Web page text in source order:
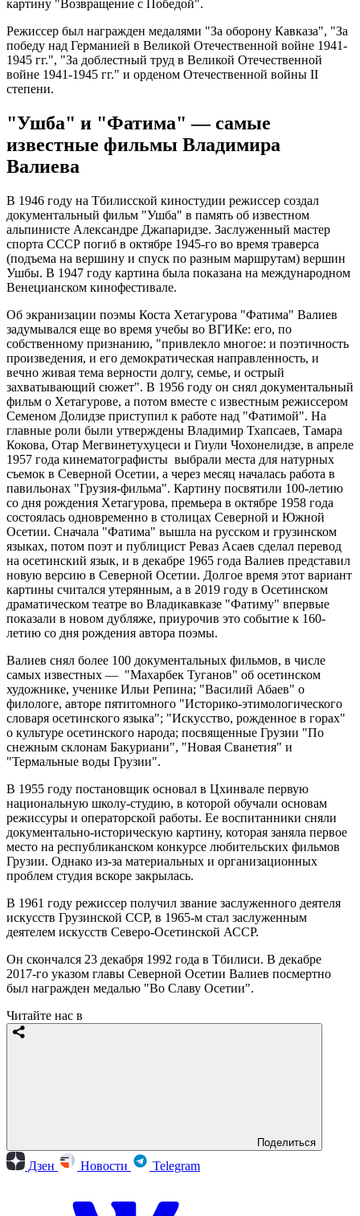
картину "Возвращение с Победой".
Режиссер был награжден медалями "За оборону Кавказа", "За
победу над Германией в Великой Отечественной войне 1941-
1945 гг.", "За доблестный труд в Великой Отечественной
войне 1941-1945 гг." и орденом Отечественной войны II
степени.
"Ушба" и "Фатима" — самые
известные фильмы Владимира
Валиева
В 1946 году на Тбилисской киностудии режиссер создал
документальный фильм "Ушба" в память об известном
альпинисте Александре Джапаридзе. Заслуженный мастер
спорта СССР погиб в октябре 1945-го во время траверса
(подъема на вершину и спуск по разным маршрутам) вершин
Ушбы. В 1947 году картина была показана на международном
Венецианском кинофестивале.
Об экранизации поэмы Коста Хетагурова "Фатима" Валиев
задумывался еще во время учебы во ВГИКе: его, по
собственному признанию, "привлекло многое: и поэтичность
произведения, и его демократическая направленность, и
вечно живая тема верности долгу, семье, и острый
захватывающий сюжет". В 1956 году он снял документальный
фильм о Хетагурове, а потом вместе с известным режиссером
Семеном Долидзе приступил к работе над "Фатимой". На
главные роли были утверждены Владимир Тхапсаев, Тамара
Кокова, Отар Мегвинетухуцеси и Гиули Чохонелидзе, в апреле
1957 года кинематографисты выбрали места для натурных
съемок в Северной Осетии, а через месяц началась работа в
павильонах "Грузия-фильма". Картину посвятили 100-летию
со дня рождения Хетагурова, премьера в октябре 1958 года
состоялась одновременно в столицах Северной и Южной
Осетии. Сначала "Фатима" вышла на русском и грузинском
языках, потом поэт и публицист Реваз Асаев сделал перевод
на осетинский язык, и в декабре 1965 года Валиев представил
новую версию в Северной Осетии. Долгое время этот вариант
картины считался утерянным, а в 2019 году в Осетинском
драматическом театре во Владикавказе "Фатиму" впервые
показали в новом дубляже, приурочив это событие к 160-
летию со дня рождения автора поэмы.
Валиев снял более 100 документальных фильмов, в числе
самых известных — "Махарбек Туганов" об осетинском
художнике, ученике Ильи Репина; "Василий Абаев" о
филологе, авторе пятитомного "Историко-этимологического
словаря осетинского языка"; "Искусство, рожденное в горах"
о культуре осетинского народа; посвященные Грузии "По
снежным склонам Бакуриани", "Новая Сванетия" и
"Термальные воды Грузии".
В 1955 году постановщик основал в Цхинвале первую
национальную школу-студию, в которой обучали основам
режиссуры и операторской работы. Ее воспитанники сняли
документально-историческую картину, которая заняла первое
место на республиканском конкурсе любительских фильмов
Грузии. Однако из-за материальных и организационных
проблем студия вскоре закрылась.
В 1961 году режиссер получил звание заслуженного деятеля
искусств Грузинской ССР, в 1965-м стал заслуженным
деятелем искусств Северо-Осетинской АССР.
Он скончался 23 декабря 1992 года в Тбилиси. В декабре
2017-го указом главы Северной Осетии Валиев посмертно
был награжден медалью "Во Славу Осетии".
Читайте нас в
Поделиться
Дзен Новости Telegram